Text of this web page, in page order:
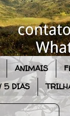
ANIMAIS
5 DIAS